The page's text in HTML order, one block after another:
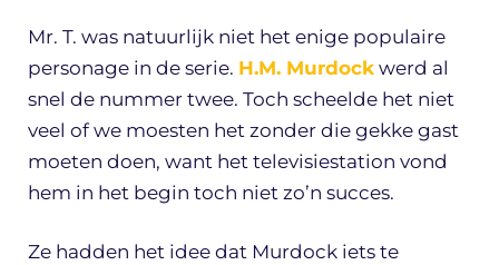
Mr. T. was natuurlijk niet het enige populaire
personage in de serie. H.M. Murdock werd al
snel de nummer twee. Toch scheelde het niet
veel of we moesten het zonder die gekke gast
moeten doen, want het televisiestation vond
hem in het begin toch niet zo’n succes.
Ze hadden het idee dat Murdock iets te